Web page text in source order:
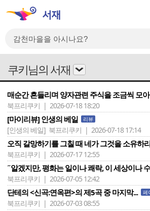
쿠키님의 서재
매순간 흔들리며 양자관련 주식을 조금씩 모
북프리쿠키 | 2026-07-18 18:20
[마이리뷰] 인생의 베일 리뷰
[인생의 베일] 북프리쿠키 | 2026-07-18 17:14
오직 갈망하기를 그칠 때 네가 그것을 소유하
북프리쿠키 | 2026-07-17 12:55
˝알겠지만, 평화는 일이나 쾌락, 이 세상이나
북프리쿠키 | 2026-07-05 12:42
단테의 <신곡:연옥편>의 제5곡 중 마지막... 페
북프리쿠키 | 2026-07-03 08:55